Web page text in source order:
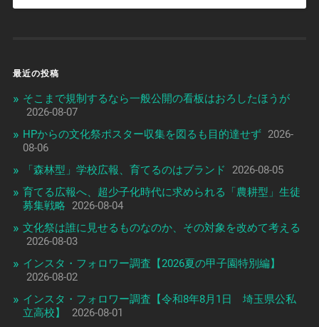
最近の投稿
そこまで規制するなら一般公開の看板はおろしたほうが
2026-08-07
HPからの文化祭ポスター収集を図るも目的達せず 2026-
08-06
「森林型」学校広報、育てるのはブランド
2026-08-05
育てる広報へ、超少子化時代に求められる「農耕型」生徒
募集戦略
2026-08-04
文化祭は誰に見せるものなのか、その対象を改めて考える
2026-08-03
インスタ・フォロワー調査【2026夏の甲子園特別編】
2026-08-02
インスタ・フォロワー調査【令和8年8月1日 埼玉県公私
立高校】
2026-08-01